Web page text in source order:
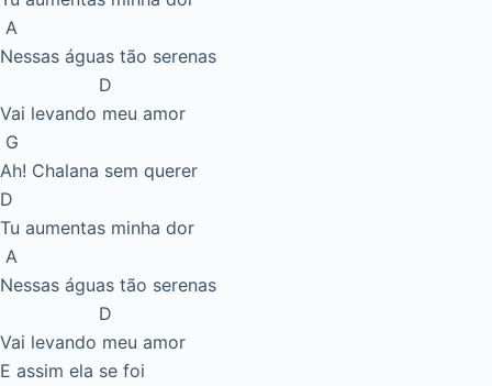
A
Nessas águas tão serenas
D
Vai levando meu amor
G
Ah! Chalana sem querer
D
Tu aumentas minha dor
A
Nessas águas tão serenas
D
Vai levando meu amor
E assim ela se foi